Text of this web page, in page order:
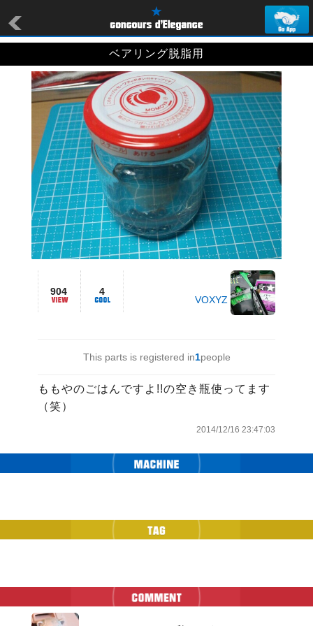
ベアリング脱脂用
904 4
VOXYZ
This parts is registered in1people
ももやのごはんですよ!!の空き瓶使ってます
（笑）
2014/12/16 23:47:03